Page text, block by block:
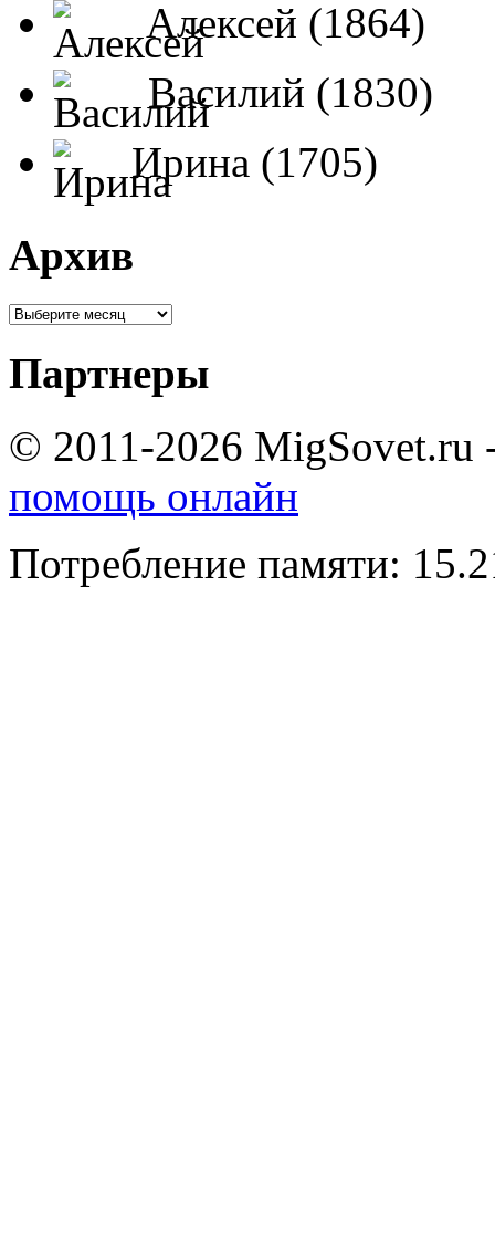
Алексей (1864)
Василий (1830)
Ирина (1705)
Архив
Партнеры
© 2011-2026 MigSovet.ru
помощь онлайн
Потребление памяти: